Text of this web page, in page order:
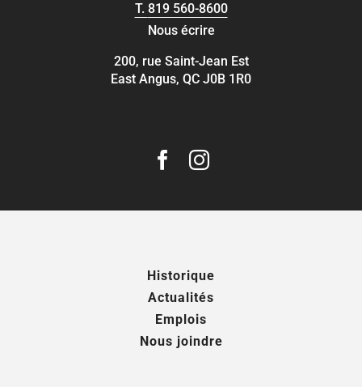
T. 819 560-8600
Nous écrire
200, rue Saint-Jean Est
East Angus, QC J0B 1R0
Historique
Actualités
Emplois
Nous joindre